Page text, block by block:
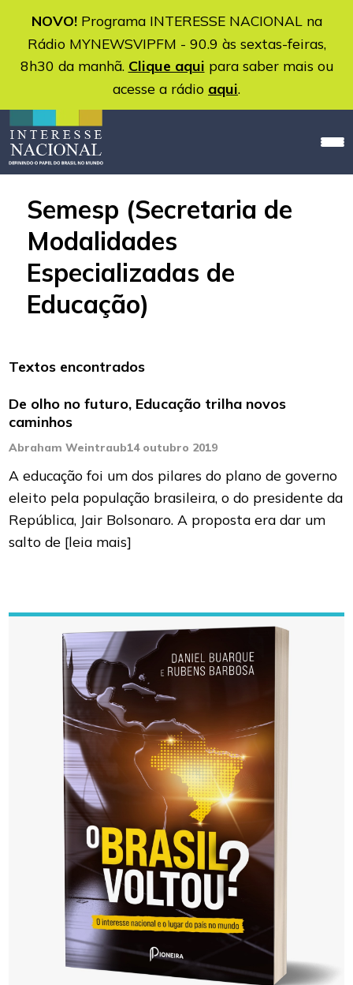
NOVO!Programa INTERESSE NACIONAL na
Rádio MYNEWSVIPFM - 90.9 às sextas-feiras,
8h30 da manhã. Clique aqui para saber mais ou
acesse a rádio aqui.
Semesp (Secretaria de
Modalidades
Especializadas de
Educação)
Textos encontrados
De olho no futuro, Educação trilha novos
caminhos
Abraham Weintraub14 outubro 2019
A educação foi um dos pilares do plano de governo
eleito pela população brasileira, o do presidente da
República, Jair Bolsonaro. A proposta era dar um
salto de [leia mais]